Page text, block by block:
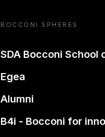
BOCCONI SPHERES
SDA Bocconi School
Egea
Alumni
B4i - Bocconi for